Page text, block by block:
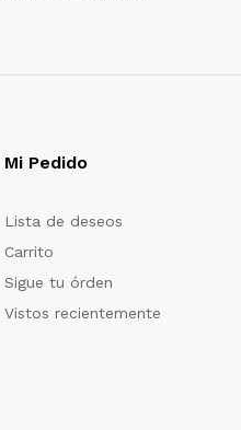
Mi Pedido
Lista de deseos
Carrito
Sigue tu órden
Vistos recientemente